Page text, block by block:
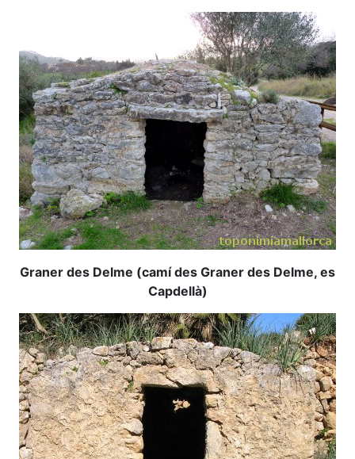
Graner des Delme (camí des Graner des Delme, es
Capdellà)